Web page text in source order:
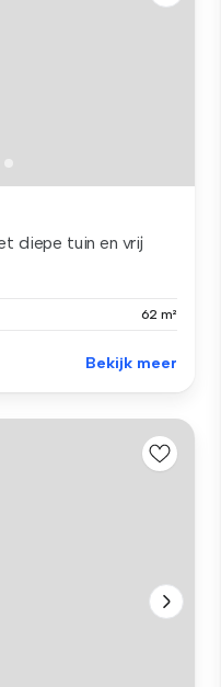
diepe tuin en vrij
62 m²
Bekijk meer